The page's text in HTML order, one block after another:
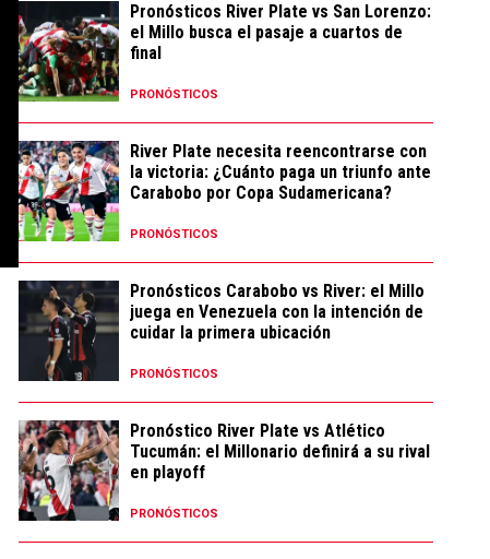
Pronósticos River Plate vs San Lorenzo:
el Millo busca el pasaje a cuartos de
final
PRONÓSTICOS
River Plate necesita reencontrarse con
la victoria: ¿Cuánto paga un triunfo ante
Carabobo por Copa Sudamericana?
PRONÓSTICOS
Pronósticos Carabobo vs River: el Millo
juega en Venezuela con la intención de
cuidar la primera ubicación
PRONÓSTICOS
Pronóstico River Plate vs Atlético
Tucumán: el Millonario definirá a su rival
en playoff
PRONÓSTICOS